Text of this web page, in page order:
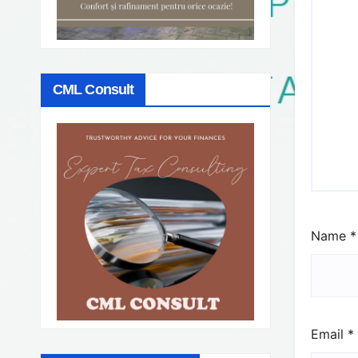
CML Consult
Name *
Email *